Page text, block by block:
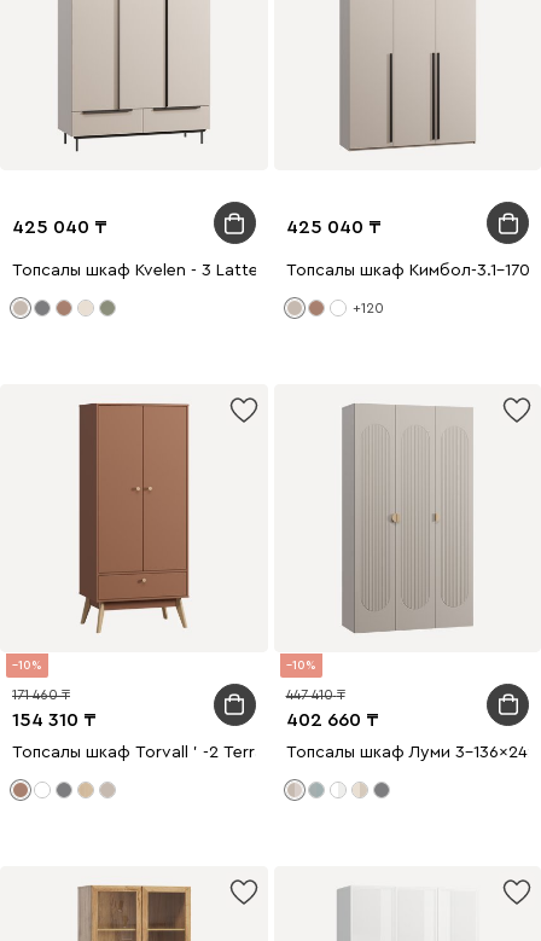
425 040
Топсалы шкаф Kvelen - 3 Latte
425 040
Топсалы шкаф Кимбол-3.1-170-
+120
10
154 310
171 460
Топсалы шкаф Torvall ' -2 Terra
10
402 660
447 410
Топсалы шкаф Луми 3-136x242